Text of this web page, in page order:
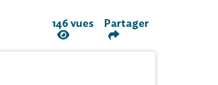
146 vues Partager